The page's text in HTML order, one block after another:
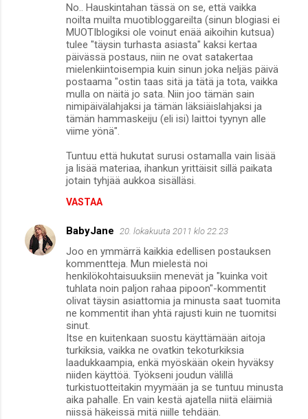
No.. Hauskintahan tässä on se, että vaikka
noilta muilta muotibloggareilta (sinun blogiasi ei
MUOTIblogiksi ole voinut enää aikoihin kutsua)
tulee "täysin turhasta asiasta" kaksi kertaa
päivässä postaus, niin ne ovat satakertaa
mielenkiintoisempia kuin sinun joka neljäs päivä
postaama "ostin taas sitä ja tätä ja tota, vaikka
mulla on näitä jo sata. Niin joo tämän sain
nimipäivälahjaksi ja tämän läksiäislahjaksi ja
tämän hammaskeiju (eli isi) laittoi tyynyn alle
viime yönä".
Tuntuu että hukutat surusi ostamalla vain lisää
ja lisää materiaa, ihankun yrittäisit sillä paikata
jotain tyhjää aukkoa sisälläsi.
VASTAA
BabyJane 20. lokakuuta 2011 klo 22.23
Joo en ymmärrä kaikkia edellisen postauksen
kommentteja. Mun mielestä noi
henkilökohtaisuuksiin menevät ja "kuinka voit
tuhlata noin paljon rahaa pipoon"-kommentit
olivat täysin asiattomia ja minusta saat tuomita
ne kommentit ihan yhtä rajusti kuin ne tuomitsi
sinut.
Itse en kuitenkaan suostu käyttämään aitoja
turkiksia, vaikka ne ovatkin tekoturkiksia
laadukkaampia, enkä myöskään okein hyväksy
niiden käyttöä. Työkseni joudun välillä
turkistuotteitakin myymään ja se tuntuu minusta
aika pahalle. En vain kestä ajatella niitä eläimiä
niissä häkeissä mitä niille tehdään.